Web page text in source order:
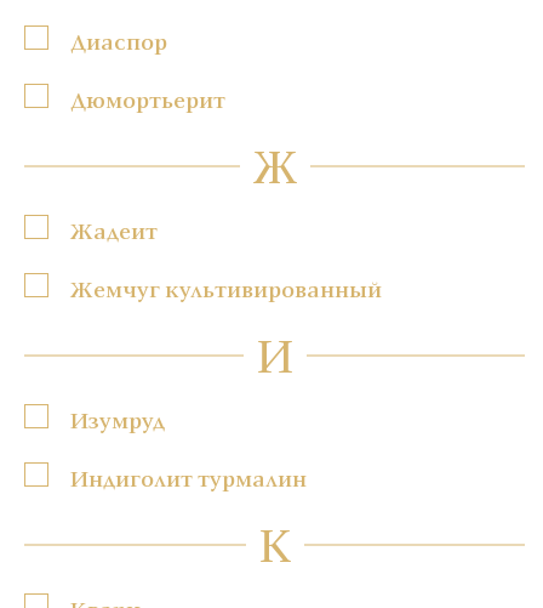
Диаспор
Дюмортьерит
Ж
Жадеит
Жемчуг культивированный
И
Изумруд
Индиголит турмалин
К